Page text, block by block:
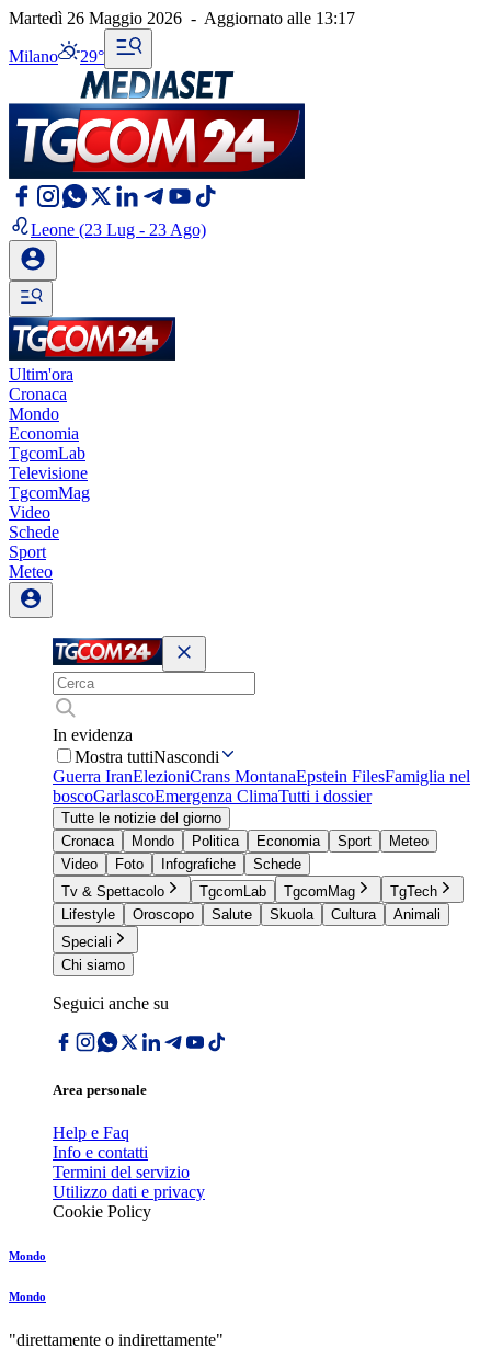
Martedì 26 Maggio 2026 - Aggiornato alle 13:17
Milano 29°
Leone (23 Lug - 23 Ago)
Ultim'ora
Cronaca
Mondo
Economia
TgcomLab
Televisione
TgcomMag
Video
Schede
Sport
Meteo
In evidenza
Mostra tuttiNascondi
Guerra IranElezioniCrans MontanaEpstein FilesFamiglia nel
boscoGarlascoEmergenza ClimaTutti i dossier
Tutte le notizie del giorno
Cronaca
Mondo Politica Economia Sport
Meteo
Video
Foto Infografiche
Schede
Tv & Spettacolo
TgcomLab TgcomMag
TgTech
Lifestyle
Oroscopo Salute Skuola Cultura
Animali
Speciali
Chi siamo
Seguici anche su
Area personale
Help e Faq
Info e contatti
Termini del servizio
Utilizzo dati e privacy
Cookie Policy
Mondo
Mondo
"direttamente o indirettamente"